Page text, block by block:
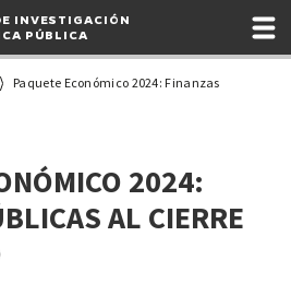
INVESTIGACIÓN
PÚBLICA
Paquete Económico 2024: Finanzas
2024:
AL CIERRE